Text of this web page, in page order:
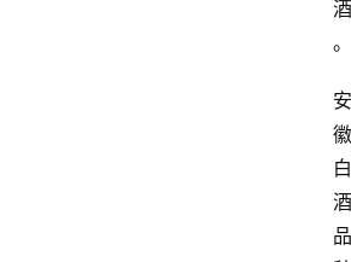
酒
。
安
徽
白
酒
品